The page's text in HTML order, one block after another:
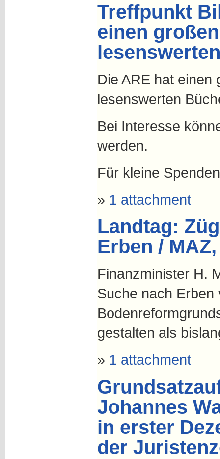
Treffpunkt
einen
Die ARE hat einen
lesenswerten
Bei Interesse
werden.
Für kleine
» 1 attachment
Landtag:
Erben /
Finanzminister H.
Suche nach Erben
gestalten als
» 1 attachment
Johannes
in erster
der